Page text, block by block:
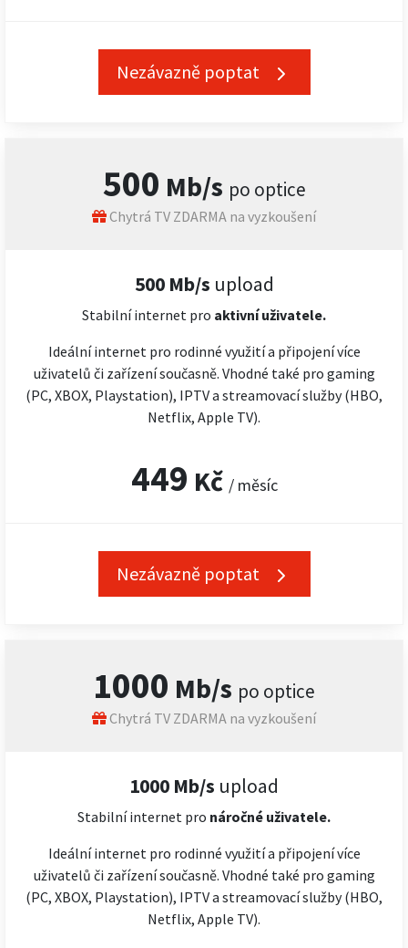
Nezávazně poptat
500 Mb/s po optice
Chytrá TV ZDARMA na vyzkoušení
500 Mb/s upload
Stabilní internet pro aktivní uživatele.
Ideální internet pro rodinné využití a připojení více
uživatelů či zařízení současně. Vhodné také pro gaming
(PC, XBOX, Playstation), IPTV a streamovací služby (HBO,
Netflix, Apple TV).
449 Kč / měsíc
Nezávazně poptat
1000 Mb/s po optice
Chytrá TV ZDARMA na vyzkoušení
1000 Mb/s upload
Stabilní internet pro náročné uživatele.
Ideální internet pro rodinné využití a připojení více
uživatelů či zařízení současně. Vhodné také pro gaming
(PC, XBOX, Playstation), IPTV a streamovací služby (HBO,
Netflix, Apple TV).